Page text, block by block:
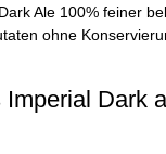
Ale 100% feiner
ohne
Dark